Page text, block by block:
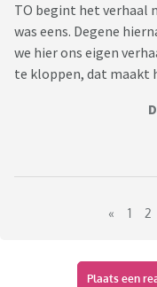
TO begint het verhaal
was eens. Degene
we hier ons eigen
te kloppen, dat maakt
« 1 2
Plaats een